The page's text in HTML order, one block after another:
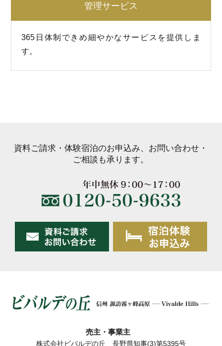
管理サービス
365日体制できめ細やかなサービスを提供しま
す。
資料ご請求・体験宿泊のお申込み、お問い合わせ・
ご相談も承ります。
売主・事業主
株式会社ビバルデの丘 長野県知事(3)第5395号